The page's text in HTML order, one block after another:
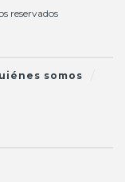
reservados
somos